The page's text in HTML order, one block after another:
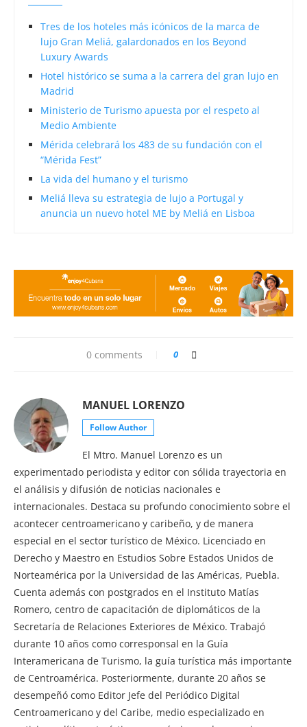
Tres de los hoteles más icónicos de la marca de
lujo Gran Meliá, galardonados en los Beyond
Luxury Awards
Hotel histórico se suma a la carrera del gran lujo en
Madrid
Ministerio de Turismo apuesta por el respeto al
Medio Ambiente
Mérida celebrará los 483 de su fundación con el
“Mérida Fest”
La vida del humano y el turismo
Meliá lleva su estrategia de lujo a Portugal y
anuncia un nuevo hotel ME by Meliá en Lisboa
0 comments 0
MANUEL LORENZO
Follow Author
El Mtro. Manuel Lorenzo es un
experimentado periodista y editor con sólida trayectoria en
el análisis y difusión de noticias nacionales e
internacionales. Destaca su profundo conocimiento sobre el
acontecer centroamericano y caribeño, y de manera
especial en el sector turístico de México. Licenciado en
Derecho y Maestro en Estudios Sobre Estados Unidos de
Norteamérica por la Universidad de las Américas, Puebla.
Cuenta además con postgrados en el Instituto Matías
Romero, centro de capacitación de diplomáticos de la
Secretaría de Relaciones Exteriores de México. Trabajó
durante 10 años como corresponsal en la Guía
Interamericana de Turismo, la guía turística más importante
de Centroamérica. Posteriormente, durante 20 años se
desempeñó como Editor Jefe del Periódico Digital
Centroamericano y del Caribe, medio especializado en